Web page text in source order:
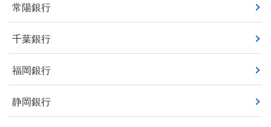
常陽銀行
千葉銀行
福岡銀行
静岡銀行